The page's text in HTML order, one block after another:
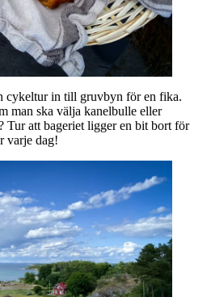
cykeltur in till gruvbyn för en fika.
man ska välja kanelbulle eller
Tur att bageriet ligger en bit bort för
varje dag!